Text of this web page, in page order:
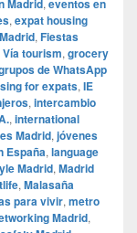
Madrid, eventos en
, expat housing
, Fiestas
Vía tourism, grocery
de WhatsApp
for expats, IE
, intercambio
, international
Madrid, jóvenes
España, language
Madrid, Madrid
, Malasaña
para vivir, metro
Madrid,